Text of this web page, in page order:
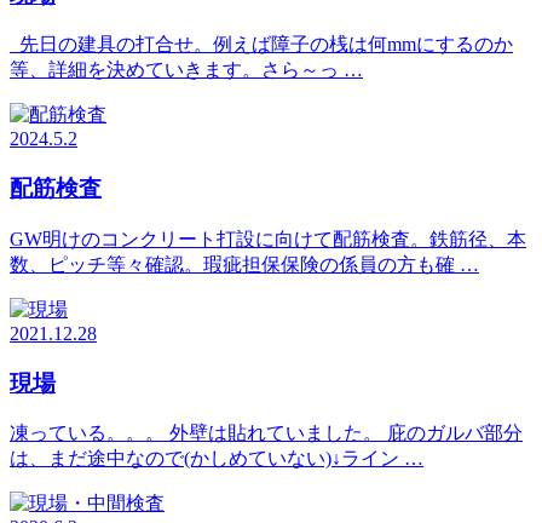
先日の建具の打合せ。例えば障子の桟は何mmにするのか
等、詳細を決めていきます。さら～っ …
2024.5.2
配筋検査
GW明けのコンクリート打設に向けて配筋検査。鉄筋径、本
数、ピッチ等々確認。瑕疵担保保険の係員の方も確 …
2021.12.28
現場
凍っている。。。 外壁は貼れていました。 庇のガルバ部分
は、まだ途中なので(かしめていない)↓ライン …